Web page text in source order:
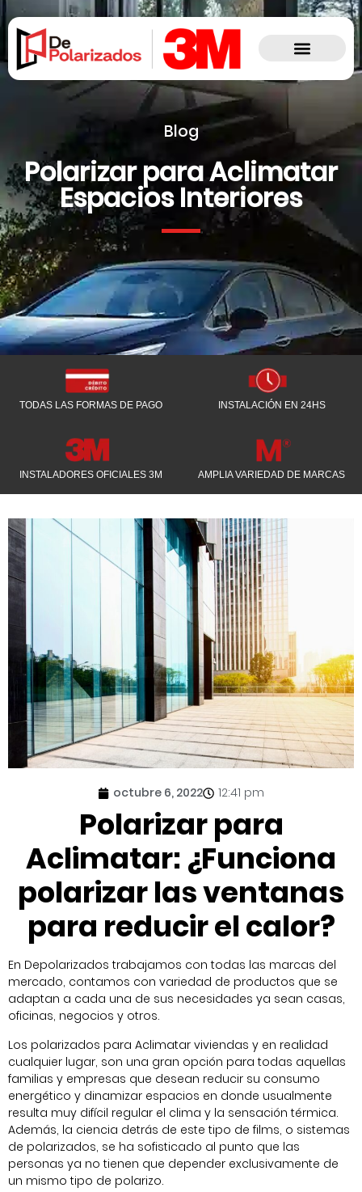
Blog
Polarizar para Aclimatar
Espacios Interiores
TODAS LAS FORMAS DE PAGO INSTALACIÓN EN 24HS
INSTALADORES OFICIALES 3M AMPLIA VARIEDAD DE MARCAS
octubre 6, 2022 12:41 pm
Polarizar para
Aclimatar: ¿Funciona
polarizar las ventanas
para reducir el calor?
En Depolarizados trabajamos con todas las marcas del
mercado, contamos con variedad de productos que se
adaptan a cada una de sus necesidades ya sean casas,
oficinas, negocios y otros.
Los polarizados para Aclimatar viviendas y en realidad
cualquier lugar, son una gran opción para todas aquellas
familias y empresas que desean reducir su consumo
energético y dinamizar espacios en donde usualmente
resulta muy difícil regular el clima y la sensación térmica.
Además, la ciencia detrás de este tipo de films, o sistemas
de polarizados, se ha sofisticado al punto que las
personas ya no tienen que depender exclusivamente de
un mismo tipo de polarizo.